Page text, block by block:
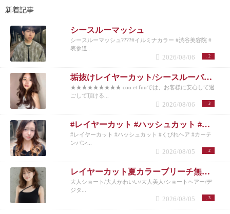
新着記事
シースルーマッシュ
シースルーマッシュ????#イルミナカラー #渋谷美容院 #
表参道...
2
2026/08/06
垢抜けレイヤーカット/シースルーバング◎夏のベージュカラー
★★★★★★★★★ coo et fuuでは、お客様に安心して過
ごして頂ける...
3
2026/08/06
#レイヤーカット #ハッシュカット #くびれヘア #カーテンバング #インナーカラー
#レイヤーカット #ハッシュカット #くびれヘア #カーテ
ンバン...
2
2026/08/05
レイヤーカット夏カラーブリーチ無しカラー
大人ショート/大人かわいい/大人美人/ショートヘアー/デ
ジタ...
3
2026/08/05